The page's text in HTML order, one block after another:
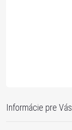
Informácie pre Vás